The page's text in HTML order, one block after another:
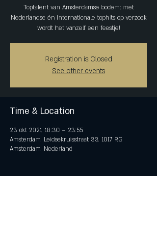
Toptalent van Amsterdamse bodem: met
Nederlandse én internationale tophits op verzoek
wordt het vanzelf een feestje!
Registration is Closed
See other events
Time & Location
23 okt 2021, 18:30 – 23:55
Amsterdam, Leidsekruisstraat 33, 1017 RG
Amsterdam, Nederland